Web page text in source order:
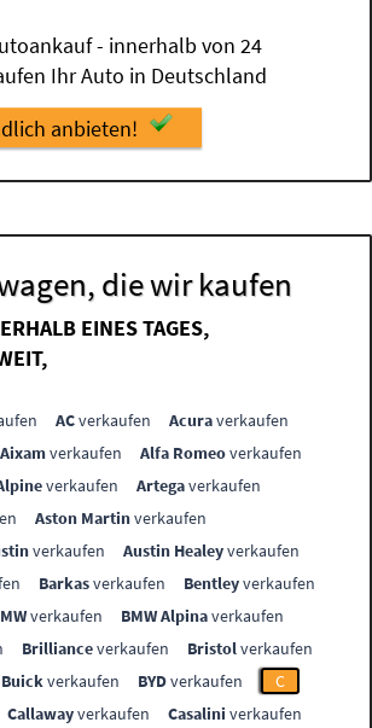
- innerhalb von 24
Ihr Auto in Deutschland
anbieten!
die wir kaufen
EINES TAGES,
ACverkaufen Acuraverkaufen
Aixamverkaufen Alfa Romeoverkaufen
verkaufen Artegaverkaufen
Aston Martinverkaufen
verkaufen Austin Healeyverkaufen
Barkasverkaufen Bentleyverkaufen
verkaufen BMW Alpinaverkaufen
Brillianceverkaufen Bristolverkaufen
Buickverkaufen BYDverkaufen
C
Callawayverkaufen Casalini verkaufen